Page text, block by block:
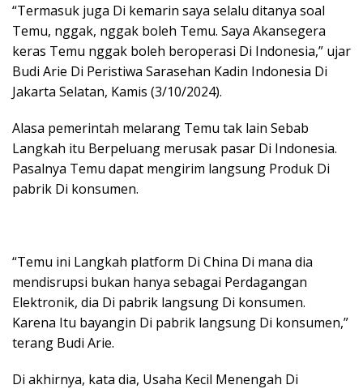
“Termasuk juga Di kemarin saya selalu ditanya soal
Temu, nggak, nggak boleh Temu. Saya Akansegera
keras Temu nggak boleh beroperasi Di Indonesia,” ujar
Budi Arie Di Peristiwa Sarasehan Kadin Indonesia Di
Jakarta Selatan, Kamis (3/10/2024).
Alasa pemerintah melarang Temu tak lain Sebab
Langkah itu Berpeluang merusak pasar Di Indonesia.
Pasalnya Temu dapat mengirim langsung Produk Di
pabrik Di konsumen.
“Temu ini Langkah platform Di China Di mana dia
mendisrupsi bukan hanya sebagai Perdagangan
Elektronik, dia Di pabrik langsung Di konsumen.
Karena Itu bayangin Di pabrik langsung Di konsumen,”
terang Budi Arie.
Di akhirnya, kata dia, Usaha Kecil Menengah Di